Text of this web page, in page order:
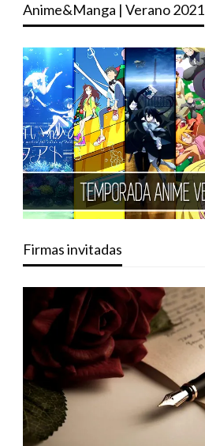
Anime&Manga | Verano 2021
Firmas invitadas